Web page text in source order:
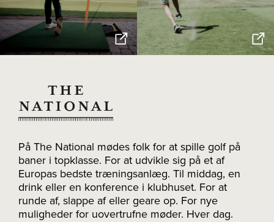
På The National mødes folk for at spille golf på
baner i topklasse. For at udvikle sig på et af
Europas bedste træningsanlæg. Til middag, en
drink eller en konference i klubhuset. For at
runde af, slappe af eller geare op. For nye
muligheder for uovertrufne møder. Hver dag.